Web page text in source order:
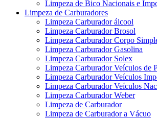
Limpeza de Bico Nacionais e
Limpeza de Carburadores
Limpeza Carburador álcool
Limpeza Carburador Brosol
Limpeza Carburador Corpo
Limpeza Carburador Gasolina
Limpeza Carburador Solex
Limpeza Carburador Veículos de
Limpeza Carburador Veículos
Limpeza Carburador Veículos
Limpeza Carburador Weber
Limpeza de Carburador
Limpeza de Carburador a Vácuo